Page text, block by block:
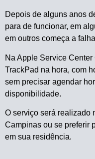
Depois de alguns anos
para de funcionar, em
em outros começa a
Na Apple Service
TrackPad na hora, com
sem precisar agendar
disponibilidade.
O serviço será realizado
Campinas ou se preferir
em sua residência.